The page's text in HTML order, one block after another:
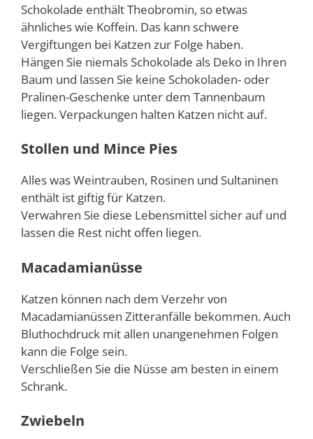
Schokolade enthält Theobromin, so etwas
ähnliches wie Koffein. Das kann schwere
Vergiftungen bei Katzen zur Folge haben.
Hängen Sie niemals Schokolade als Deko in Ihren
Baum und lassen Sie keine Schokoladen- oder
Pralinen-Geschenke unter dem Tannenbaum
liegen. Verpackungen halten Katzen nicht auf.
Stollen und Mince Pies
Alles was Weintrauben, Rosinen und Sultaninen
enthält ist giftig für Katzen.
Verwahren Sie diese Lebensmittel sicher auf und
lassen die Rest nicht offen liegen.
Macadamianüsse
Katzen können nach dem Verzehr von
Macadamianüssen Zitteranfälle bekommen. Auch
Bluthochdruck mit allen unangenehmen Folgen
kann die Folge sein.
Verschließen Sie die Nüsse am besten in einem
Schrank.
Zwiebeln